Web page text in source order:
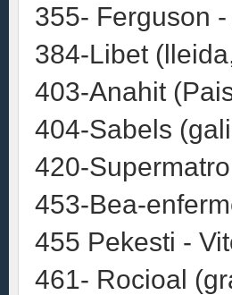
355- Ferguson
384-Libet
403-Anahit
404-Sabels
420-
453-Bea-
455 Pekesti -
461- Rocioal